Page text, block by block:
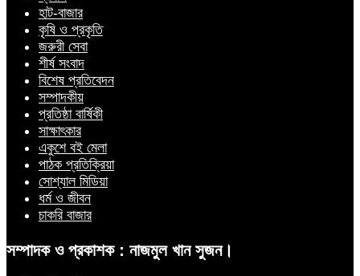
হাট-বাজার
কৃষি ও প্রকৃতি
জরুরী সেবা
শীর্ষ সংবাদ
বিশেষ প্রতিবেদন
সম্পাদকীয়
প্রতিষ্ঠা বার্ষিকী
সাক্ষাৎকার
একুশে বই মেলা
পাঠক প্রতিক্রিয়া
সোশ্যাল মিডিয়া
ধর্ম ও জীবন
চাকরি বাজার
সম্পাদক ও প্রকাশক : নাজমুল খান সুজন।